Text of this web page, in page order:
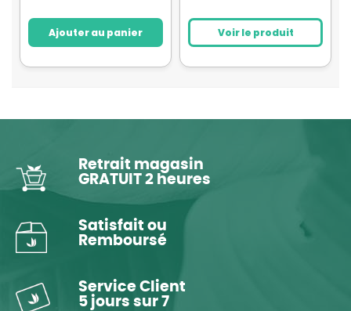
Ajouter au panier Voir le produit
Retrait magasin
GRATUIT 2 heures
Satisfait ou
Remboursé
Service Client
5 jours sur 7